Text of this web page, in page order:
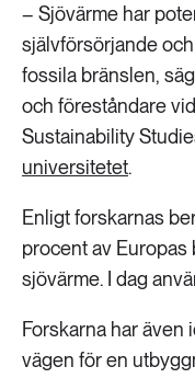
– Sjövärme har
självförsörjande
fossila bränslen,
och föreståndare
Sustainability
universitetet.
Enligt forskarnas
procent av Europas
sjövärme. I dag
Forskarna har även
vägen för en